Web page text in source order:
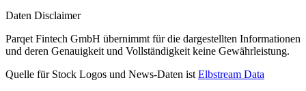
Daten Disclaimer
Parqet Fintech GmbH übernimmt für die dargestellten Informationen
und deren Genauigkeit und Vollständigkeit keine Gewährleistung.
Quelle für Stock Logos und News-Daten istElbstream Data